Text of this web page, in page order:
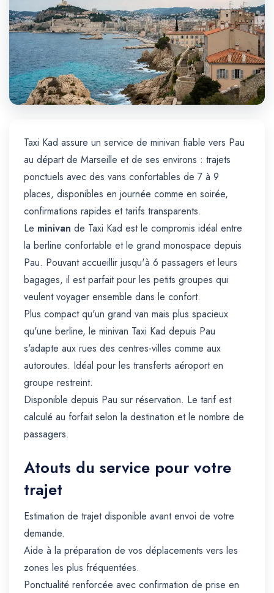
Trajet Longue Distance
Taxi Kad assure un service de minivan fiable vers Pau
au départ de Marseille et de ses environs : trajets
ponctuels avec des vans confortables de 7 à 9
places, disponibles en journée comme en soirée,
confirmations rapides et tarifs transparents.
Le minivan de Taxi Kad est le compromis idéal entre
la berline confortable et le grand monospace depuis
Pau. Pouvant accueillir jusqu'à 6 passagers et leurs
bagages, il est parfait pour les petits groupes qui
veulent voyager ensemble dans le confort.
Plus compact qu'un grand van mais plus spacieux
qu'une berline, le minivan Taxi Kad depuis Pau
s'adapte aux rues des centres-villes comme aux
autoroutes. Idéal pour les transferts aéroport en
groupe restreint.
Disponible depuis Pau sur réservation. Le tarif est
calculé au forfait selon la destination et le nombre de
passagers.
Atouts du service pour votre
trajet
Estimation de trajet disponible avant envoi de votre
demande.
Aide à la préparation de vos déplacements vers les
zones les plus fréquentées.
Ponctualité renforcée avec confirmation de prise en